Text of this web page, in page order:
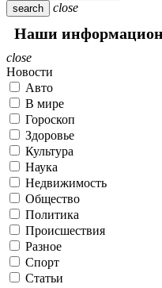
search close
Наши
close
Новости
Авто
В мире
Гороскоп
Здоровье
Культура
Наука
Недвижимость
Общество
Политика
Происшествия
Разное
Спорт
Статьи